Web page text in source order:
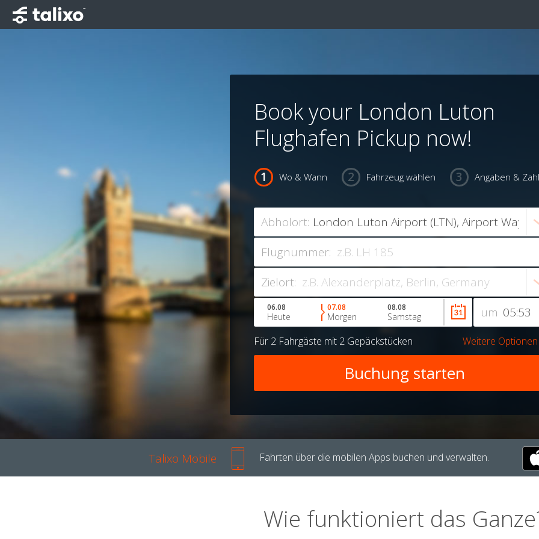
Book your London Luton
Flughafen Pickup now!
Wo & Wann Fahrzeug wählen Angaben &
Abholort:
Flugnummer:
Zielort:
um
06.08
Heute
07.08
Morgen
08.08
Samstag
Für 2 Fahrgäste mit 2 Gepäckstücken Weitere Optionen
Talixo Mobile Fahrten über die mobilen Apps buchen und verwalten.
Wie funktioniert das